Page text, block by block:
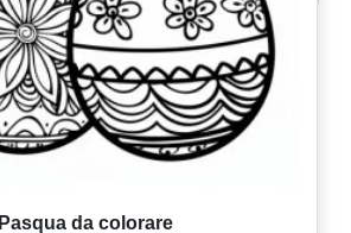
Pasqua da colorare